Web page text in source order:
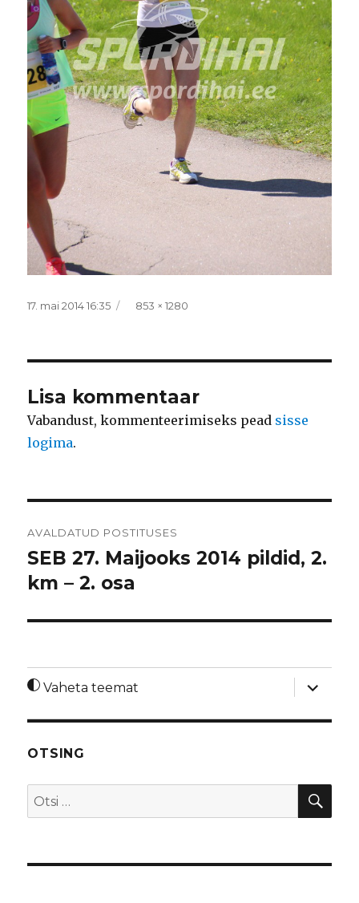
Postitatud
17. mai 2014 16:35 Täissuurus
853 × 1280
Lisa kommentaar
Vabandust, kommenteerimiseks pead sisse
logima.
AVALDATUD POSTITUSES
SEB 27. Maijooks 2014 pildid, 2.
km – 2. osa
Vaheta teemat
laienda
OTSING
Otsi: